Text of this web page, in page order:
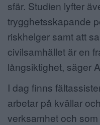
sfär. Studien lyfter
trygghetsskapande
riskhelger samt att
civilsamhället är en
långsiktighet, säger
I dag finns
arbetar på kvällar
verksamhet och